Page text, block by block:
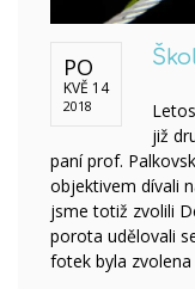
PO
KVĚ 14
2018
již
paní prof.
objektivem dívali
jsme totiž zvolili
porota udělovali
fotek byla